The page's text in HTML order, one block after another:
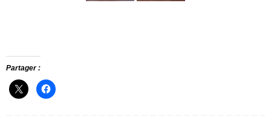
Partager :